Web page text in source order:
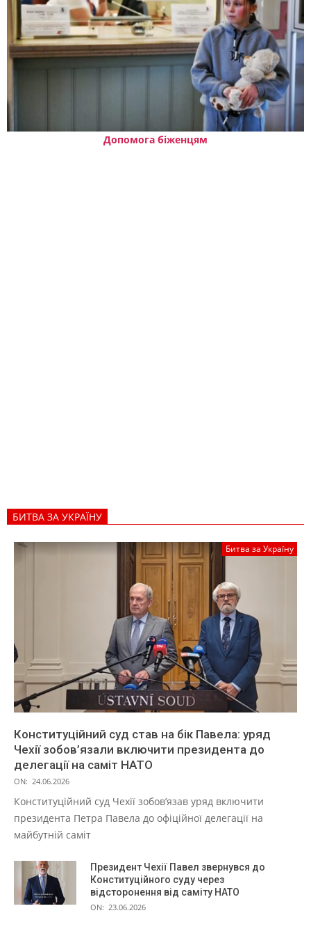
Допомога біженцям
БИТВА ЗА УКРАЇНУ
Битва за Україну
Конституційний суд став на бік Павела: уряд
Чехії зобов’язали включити президента до
делегації на саміт НАТО
ON: 24.06.2026
Конституційний суд Чехії зобов’язав уряд включити
президента Петра Павела до офіційної делегації на
майбутній саміт
Президент Чехії Павел звернувся до
Конституційного суду через
відсторонення від саміту НАТО
ON: 23.06.2026